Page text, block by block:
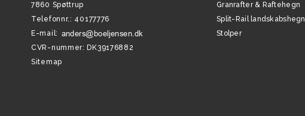
7860 Spøttrup
Telefonnr.: 40177776
E-mail:
CVR-nummer: DK39176882
Sitemap
Granrafter & Raftehegn
Split-Rail landskabshegn
Stolper